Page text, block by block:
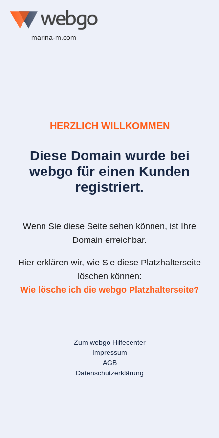
marina-m.com
HERZLICH WILLKOMMEN
Diese Domain wurde bei
webgo für einen Kunden
registriert.
Wenn Sie diese Seite sehen können, ist Ihre
Domain erreichbar.
Hier erklären wir, wie Sie diese Platzhalterseite
löschen können:
Wie lösche ich die webgo Platzhalterseite?
Zum webgo Hilfecenter
Impressum
AGB
Datenschutzerklärung